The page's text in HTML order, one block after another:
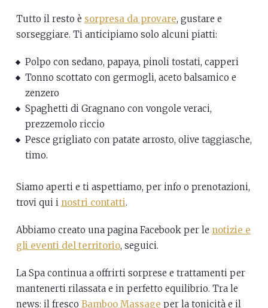
Tutto il resto è sorpresa da provare, gustare e
sorseggiare. Ti anticipiamo solo alcuni piatti:
Polpo con sedano, papaya, pinoli tostati, capperi
Tonno scottato con germogli, aceto balsamico e
zenzero
Spaghetti di Gragnano con vongole veraci,
prezzemolo riccio
Pesce grigliato con patate arrosto, olive taggiasche,
timo.
Siamo aperti e ti aspettiamo, per info o prenotazioni,
trovi qui i nostri contatti.
Abbiamo creato una pagina Facebook per le notizie e
gli eventi del territorio, seguici.
La Spa continua a offrirti sorprese e trattamenti per
mantenerti rilassata e in perfetto equilibrio. Tra le
news: il fresco Bamboo Massage per la tonicità e il